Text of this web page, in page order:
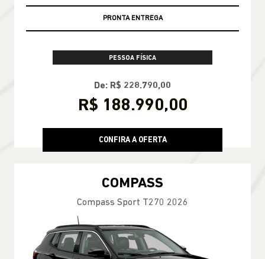
PRONTA ENTREGA
PESSOA FÍSICA
De: R$ 228.790,00
R$ 188.990,00
CONFIRA A OFERTA
COMPASS
Compass Sport T270 2026